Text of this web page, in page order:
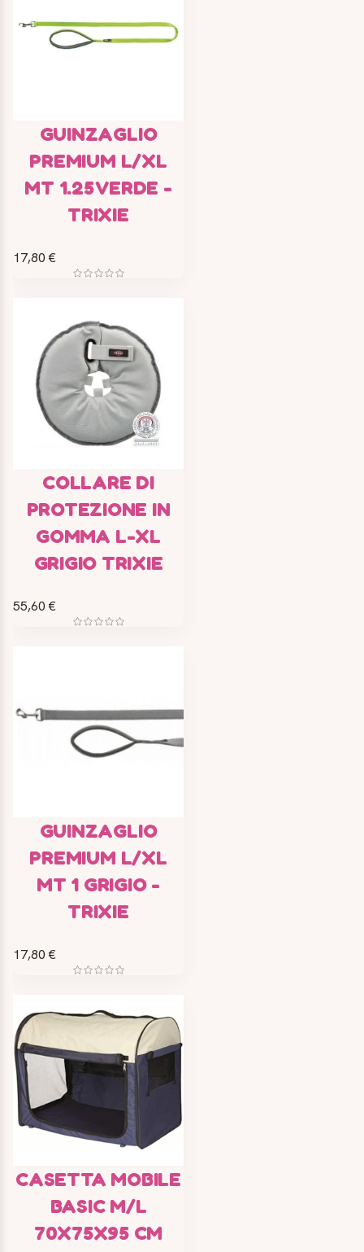
GUINZAGLIO
PREMIUM L/XL
MT 1.25 VERDE -
TRIXIE
17,80 €
COLLARE DI
PROTEZIONE IN
GOMMA L-XL
GRIGIO TRIXIE
55,60 €
GUINZAGLIO
PREMIUM L/XL
MT 1 GRIGIO -
TRIXIE
17,80 €
CASETTA MOBILE
BASIC M/L
70X75X95 CM